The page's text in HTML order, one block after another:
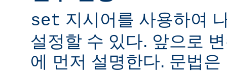
set 지시어를 사용하여
설정할 수 있다. 앞으로
에 먼저 설명한다. 문법은